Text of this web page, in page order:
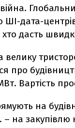
війна.
ШІ-дата-
дасть
про
Вартість
на
– на